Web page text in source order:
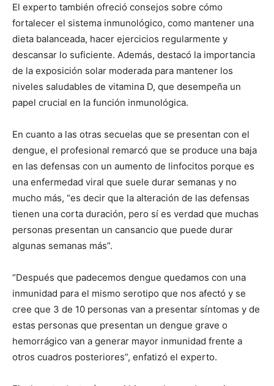
El experto también ofreció consejos sobre cómo
fortalecer el sistema inmunológico, como mantener una
dieta balanceada, hacer ejercicios regularmente y
descansar lo suficiente. Además, destacó la importancia
de la exposición solar moderada para mantener los
niveles saludables de vitamina D, que desempeña un
papel crucial en la función inmunológica.
En cuanto a las otras secuelas que se presentan con el
dengue, el profesional remarcó que se produce una baja
en las defensas con un aumento de linfocitos porque es
una enfermedad viral que suele durar semanas y no
mucho más, “es decir que la alteración de las defensas
tienen una corta duración, pero sí es verdad que muchas
personas presentan un cansancio que puede durar
algunas semanas más”.
“Después que padecemos dengue quedamos con una
inmunidad para el mismo serotipo que nos afectó y se
cree que 3 de 10 personas van a presentar síntomas y de
estas personas que presentan un dengue grave o
hemorrágico van a generar mayor inmunidad frente a
otros cuadros posteriores”, enfatizó el experto.